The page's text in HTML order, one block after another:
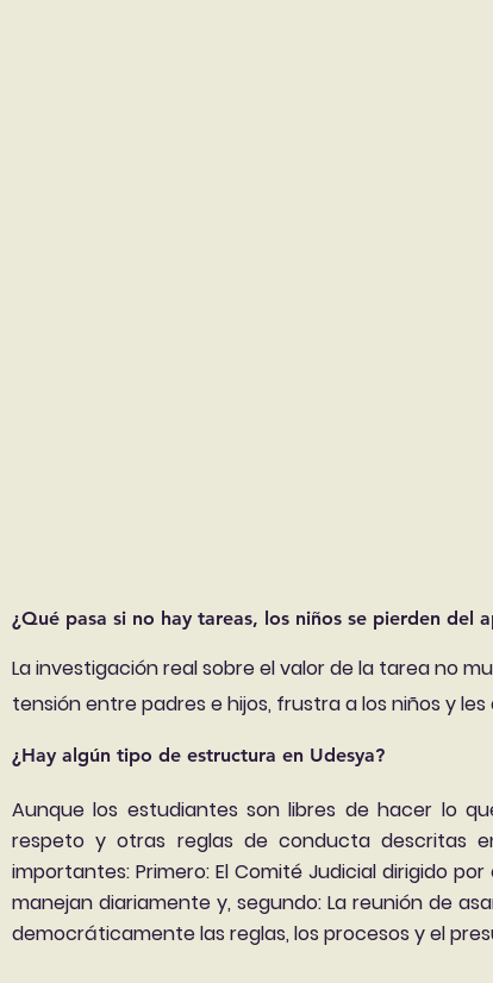
¿Qué pasa si no hay tareas, los niños se pierden del
¿Hay algún tipo de estructura en Udesya?
Aunque los estudiantes son libres de hacer lo
respeto y otras reglas de conducta descritas
importantes: Primero:El Comité Judicial dirigido
manejan diariamente y, segundo: La reunión de
democráticamente las reglas, los procesos y el
La investigación real sobre el valor de la tarea no
tensión entre padres e hijos, frustra a los niños y